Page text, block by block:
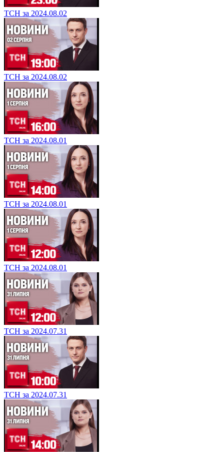
ТСН за 2024.08.02
ТСН за 2024.08.02
ТСН за 2024.08.01
ТСН за 2024.08.01
ТСН за 2024.08.01
ТСН за 2024.07.31
ТСН за 2024.07.31